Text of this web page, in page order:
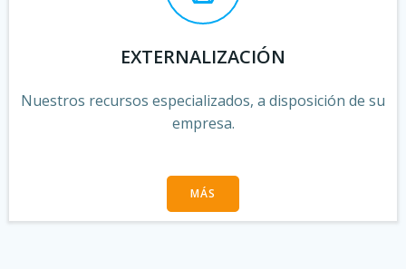
EXTERNALIZACIÓN
Nuestros recursos especializados, a disposición de su
empresa.
MÁS